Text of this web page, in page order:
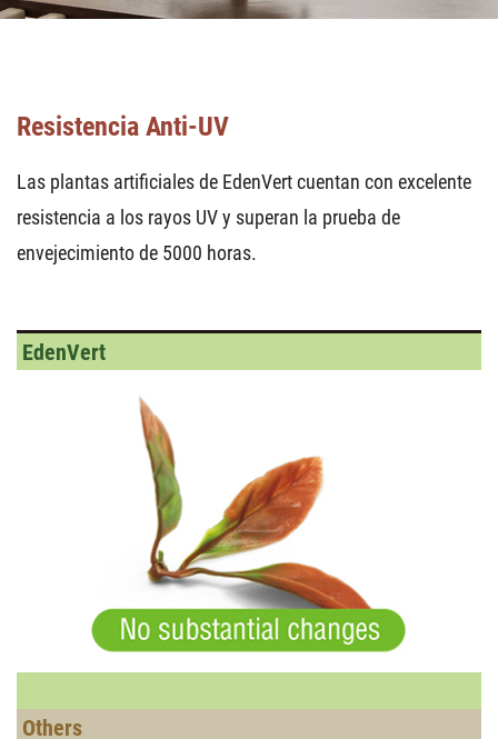
Resistencia Anti-UV
Las plantas artificiales de EdenVert cuentan con excelente
resistencia a los rayos UV y superan la prueba de
envejecimiento de 5000 horas.